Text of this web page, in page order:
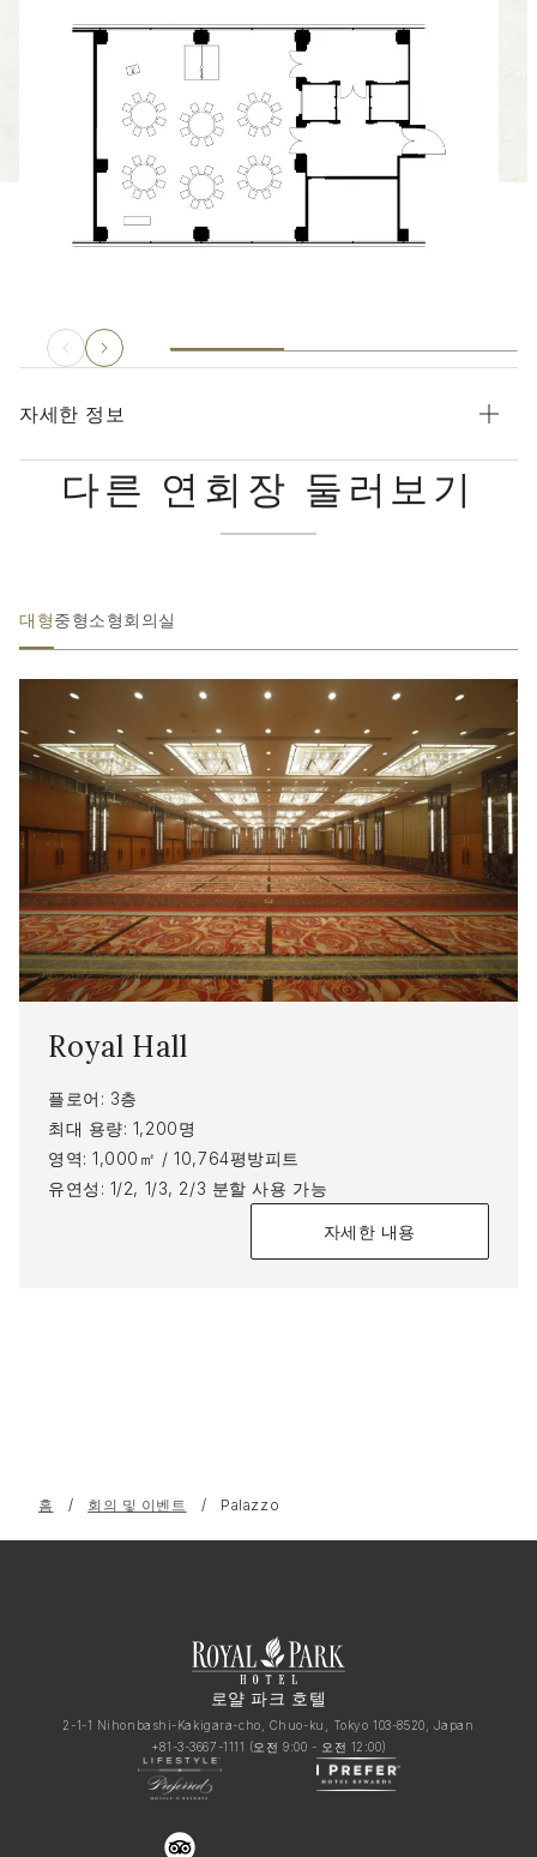
자세한 정보
다른 연회장 둘러보기
대형중형소형회의실
Royal Hall
플로어
3층
최대 용량 1,200명
영역
1,000㎡ / 10,764평방피트
유연성
1/2, 1/3, 2/3 분할 사용 가능
자세한 내용
홈 회의 및 이벤트 Palazzo
로얄 파크 호텔
2-1-1 Nihonbashi-Kakigara-cho, Chuo-ku, Tokyo 103-8520, Japan
+81-3-3667-1111 (오전 9:00 - 오전 12:00)